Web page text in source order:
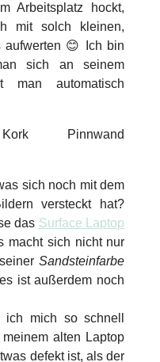
Arbeitsplatz hockt,
mit solch kleinen,
aufwerten 😊 Ich bin
sich an seinem
man automatisch
sich noch mit dem
versteckt hat?
das Surface Laptop
macht sich nicht nur
Sandsteinfarbe
ist außerdem noch
ich mich so schnell
alten Laptop
defekt ist, als der